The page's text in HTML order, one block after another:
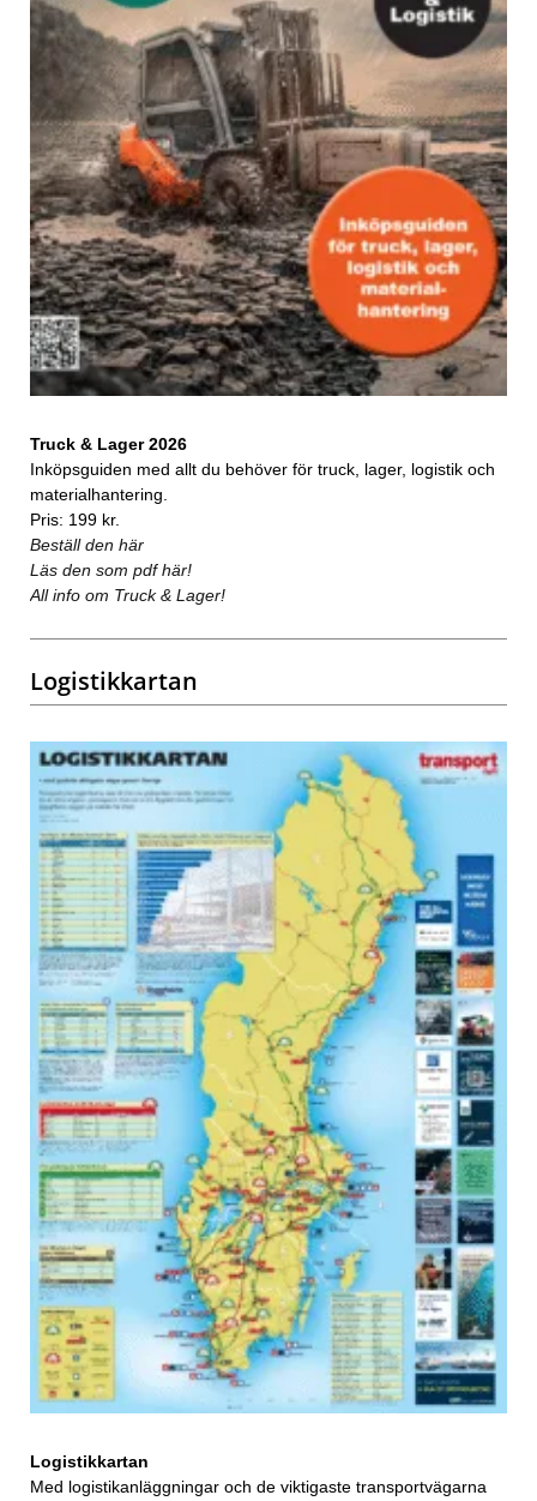
Truck & Lager 2026
Inköpsguiden med allt du behöver för truck, lager, logistik och
materialhantering.
Pris: 199 kr.
Beställ den här
Läs den som pdf här!
All info om Truck & Lager!
Logistikkartan
Logistikkartan
Med logistikanläggningar och de viktigaste transportvägarna